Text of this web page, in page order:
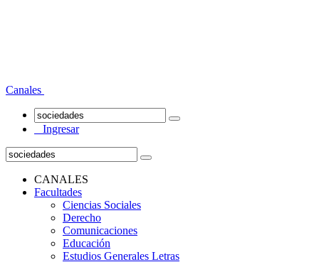
Canales
Ingresar
CANALES
Facultades
Ciencias Sociales
Derecho
Comunicaciones
Educación
Estudios Generales Letras